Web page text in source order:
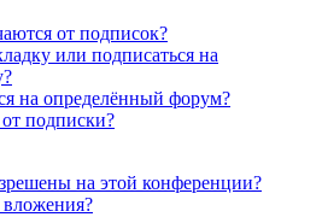
от подписок?
или подписаться на
на определённый форум?
подписки?
на этой конференции?